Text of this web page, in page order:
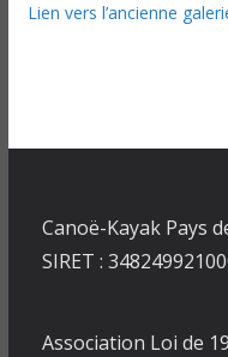
Lien vers l’ancienne
Canoë-Kayak Pays
SIRET :
Association Loi de